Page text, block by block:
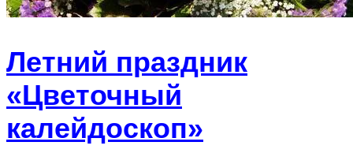
Летний праздник
«Цветочный
калейдоскоп»